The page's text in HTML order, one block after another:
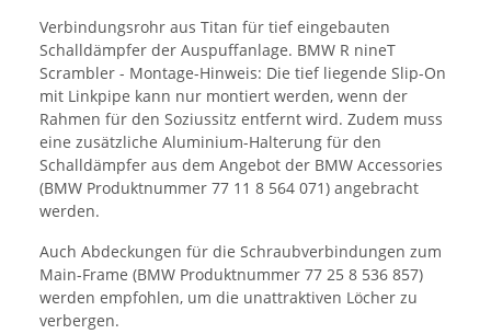
Verbindungsrohr aus Titan für tief eingebauten
Schalldämpfer der Auspuffanlage. BMW R nineT
Scrambler - Montage-Hinweis: Die tief liegende Slip-On
mit Linkpipe kann nur montiert werden, wenn der
Rahmen für den Soziussitz entfernt wird. Zudem muss
eine zusätzliche Aluminium-Halterung für den
Schalldämpfer aus dem Angebot der BMW Accessories
(BMW Produktnummer 77 11 8 564 071) angebracht
werden.
Auch Abdeckungen für die Schraubverbindungen zum
Main-Frame (BMW Produktnummer 77 25 8 536 857)
werden empfohlen, um die unattraktiven Löcher zu
verbergen.